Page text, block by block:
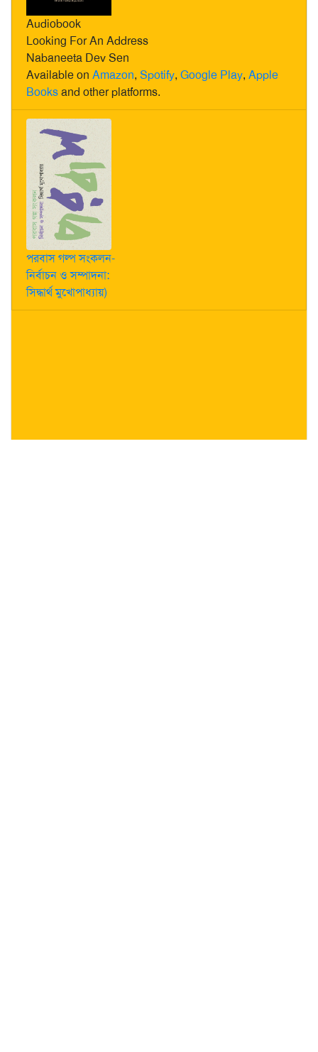
Audiobook
Looking For An Address
Nabaneeta Dev Sen
Available on Amazon, Spotify, Google Play, Apple
Booksand other platforms.
পরবাস গল্প সংকলন-
নির্বাচন ও সম্পাদনা:
সিদ্ধার্থ মুখোপাধ্যায়)